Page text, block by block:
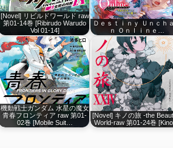
[Novel] リビルドワールド raw
第01-14巻 [Ribirudo Warudo
Vol 01-14]
Ｄｅｓｔｉｎｙ Ｕｎｃｈ
ｎ Ｏｎｌｉｎｅ…
機動戦士ガンダム 水星の魔女
青春フロンティア raw 第01-
02巻 [Mobile Suit…
[Novel] キノの旅 -the
World-raw 第01-24巻